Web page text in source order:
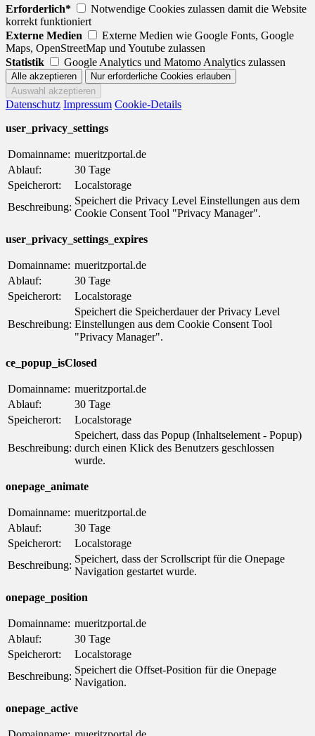
Erforderlich*
Notwendige Cookies zulassen damit die Website
korrekt funktioniert
Externe Medien
Externe Medien wie Google Fonts, Google
Maps, OpenStreetMap und Youtube zulassen
Statistik
Google Analytics und Matomo Analytics zulassen
Datenschutz Impressum Cookie-Details
user_privacy_settings
Domainname: mueritzportal.de
Ablauf:
30 Tage
Speicherort:
Localstorage
Beschreibung:
Speichert die Privacy Level Einstellungen aus dem
Cookie Consent Tool "Privacy Manager".
user_privacy_settings_expires
Domainname: mueritzportal.de
Ablauf:
30 Tage
Speicherort:
Localstorage
Beschreibung:
Speichert die Speicherdauer der Privacy Level
Einstellungen aus dem Cookie Consent Tool
"Privacy Manager".
ce_popup_isClosed
Domainname: mueritzportal.de
Ablauf:
30 Tage
Speicherort:
Localstorage
Beschreibung:
Speichert, dass das Popup (Inhaltselement - Popup)
durch einen Klick des Benutzers geschlossen
wurde.
onepage_animate
Domainname: mueritzportal.de
Ablauf:
30 Tage
Speicherort:
Localstorage
Beschreibung:
Speichert, dass der Scrollscript für die Onepage
Navigation gestartet wurde.
onepage_position
Domainname: mueritzportal.de
Ablauf:
30 Tage
Speicherort:
Localstorage
Beschreibung:
Speichert die Offset-Position für die Onepage
Navigation.
onepage_active